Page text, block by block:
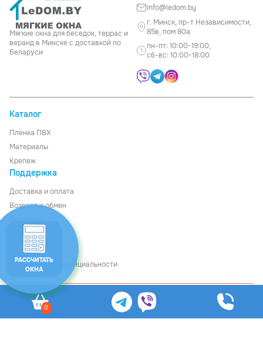
Мягкие окна для беседок, террас и
веранд в Минске с доставкой по
Беларуси
info@ledom.by
г. Минск, пр-т Независимости,
85в, пом 80а
пн-пт: 10:00-19:00,
сб-вс: 10:00-18:00
Каталог
Пленка ПВХ
Материалы
Крепеж
Поддержка
Доставка иоплата
Возврат и обмен
О компании
Контакты
Политика конфиденциальности
Рассчитать стоимость
0
РАССЧИТАТЬ
ОКНА